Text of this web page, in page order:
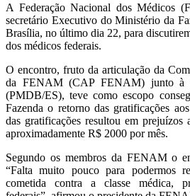
A Federação Nacional dos Médicos
secretário Executivo do Ministério da
Brasília, no último dia 22, para
dos médicos federais.
O encontro, fruto da articulação da
da FENAM (CAP FENAM) junto à
(PMDB/ES), teve como escopo
Fazenda o retorno das gratificações
das gratificações resultou em prejuízos
aproximadamente R$ 2000 por mês.
Segundo os membros da FENAM o
“Falta muito pouco para podermos
cometida contra a classe médica,